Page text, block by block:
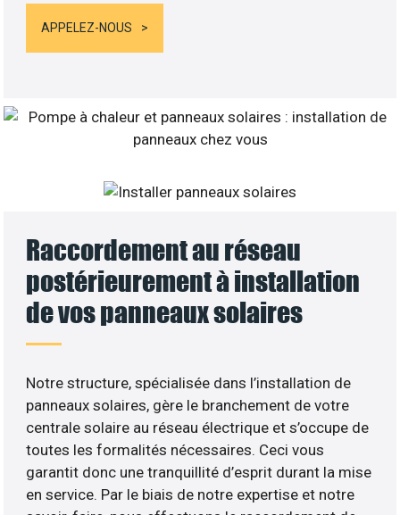
APPELEZ-NOUS
Raccordement au réseau
postérieurement à installation
de vos panneaux solaires
Notre structure, spécialisée dans l’installation de
panneaux solaires, gère le branchement de votre
centrale solaire au réseau électrique et s’occupe de
toutes les formalités nécessaires. Ceci vous
garantit donc une tranquillité d’esprit durant la mise
en service. Par le biais de notre expertise et notre